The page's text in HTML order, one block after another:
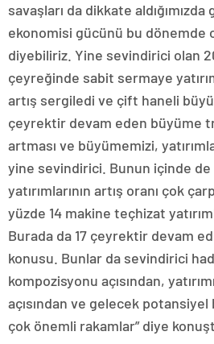
savaşları da dikkate
ekonomisi gücünü bu dönemde
diyebiliriz. Yine sevindirici olan
çeyreğinde sabit sermaye
artış sergiledi ve çift haneli
çeyrektir devam eden büyüme
artması ve büyümemizi,
yine sevindirici. Bunun içinde
yatırımlarının artış oranı çok
yüzde 14 makine teçhizat
Burada da 17 çeyrektir devam
konusu. Bunlar da sevindirici
kompozisyonu açısından,
açısından ve gelecek potansiyel
çok önemli rakamlar” diye